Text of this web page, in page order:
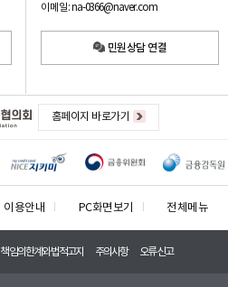
이메일: na-0366@naver.com
민원상담 연결
홈페이지 바로가기
이용안내 PC화면보기 전체메뉴
책임의한계와법적고지 주의사항 오류신고